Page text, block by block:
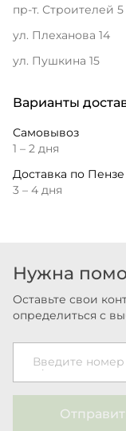
пр-т. Строителей 5
ул. Плеханова 14
ул. Пушкина 15
Варианты
Самовывоз
1 – 2 дня
Доставка по Пензе
3 – 4 дня
Нужна
Оставьте свои
определиться с
Введите